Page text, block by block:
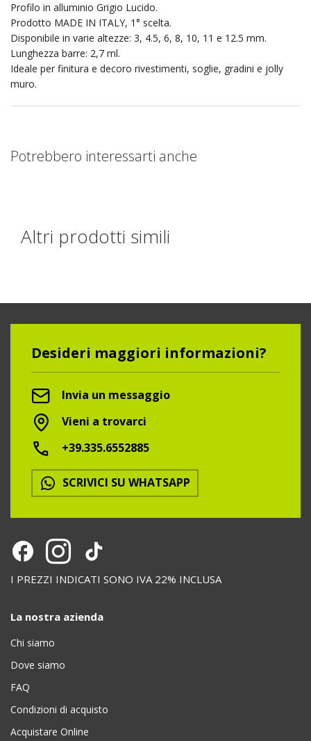
Profilo in alluminio Grigio Lucido.
Prodotto MADE IN ITALY, 1° scelta.
Disponibile in varie altezze: 3, 4.5, 6, 8, 10, 11 e 12.5 mm.
Lunghezza barre: 2,7 ml.
Ideale per finitura e decoro rivestimenti, soglie, gradini e jolly
muro.
Potrebbero interessarti anche
Altri prodotti simili
Desideri maggiori informazioni?
Invia un messaggio
Vieni a trovarci
+39.335.6552885
SCRIVICI SU WHATSAPP
I PREZZI INDICATI SONO IVA 22% INCLUSA
La nostra azienda
Chi siamo
Dove siamo
FAQ
Condizioni di acquisto
Acquistare Online